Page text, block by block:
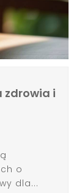
zdrowia i
o
dla...